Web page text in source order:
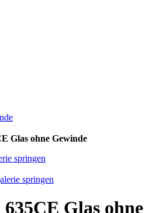
Glas ohne Gewinde
springen
springen
Glas ohne